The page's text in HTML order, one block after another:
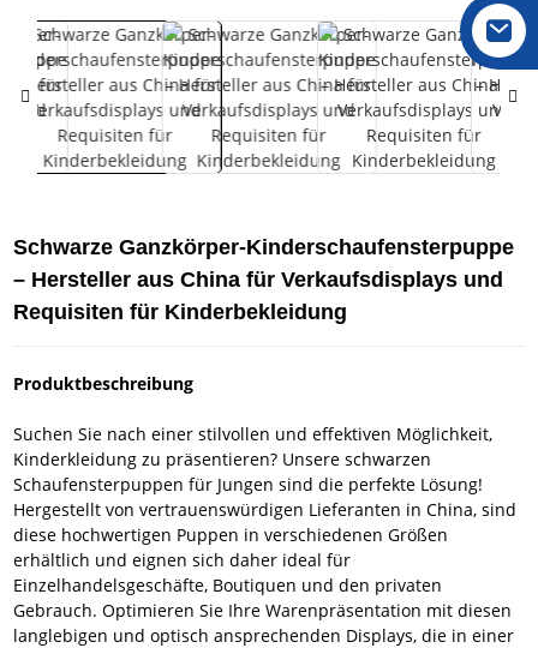
Schwarze Ganzkörper-Kinderschaufensterpuppe
– Hersteller aus China für Verkaufsdisplays und
Requisiten für Kinderbekleidung
Produktbeschreibung
Suchen Sie nach einer stilvollen und effektiven Möglichkeit,
Kinderkleidung zu präsentieren? Unsere schwarzen
Schaufensterpuppen für Jungen sind die perfekte Lösung!
Hergestellt von vertrauenswürdigen Lieferanten in China, sind
diese hochwertigen Puppen in verschiedenen Größen
erhältlich und eignen sich daher ideal für
Einzelhandelsgeschäfte, Boutiquen und den privaten
Gebrauch. Optimieren Sie Ihre Warenpräsentation mit diesen
langlebigen und optisch ansprechenden Displays, die in einer